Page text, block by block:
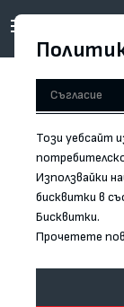
Начало / Форма на
Съгласие
Този уебсайт
Използвайки
бисквитки в
Бисквитки.
Прочетете